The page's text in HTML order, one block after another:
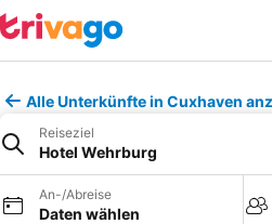
Alle Unterkünfte in Cuxhaven
Reiseziel
Hotel Wehrburg
An-/Abreise
Daten wählen